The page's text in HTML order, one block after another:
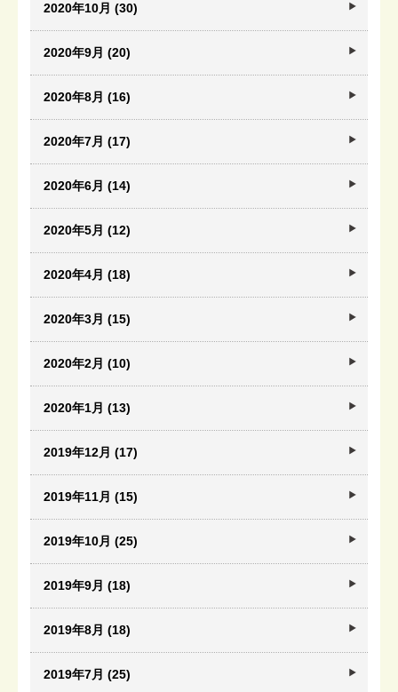
2020年10月 (30)
2020年9月 (20)
2020年8月 (16)
2020年7月 (17)
2020年6月 (14)
2020年5月 (12)
2020年4月 (18)
2020年3月 (15)
2020年2月 (10)
2020年1月 (13)
2019年12月 (17)
2019年11月 (15)
2019年10月 (25)
2019年9月 (18)
2019年8月 (18)
2019年7月 (25)